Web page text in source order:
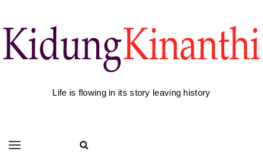
Life is flowing in its story leaving history